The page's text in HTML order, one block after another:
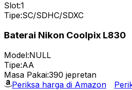
Slot:1
Tipe:SC/SDHC/SDXC
Baterai Nikon Coolpix L830
Model:NULL
Tipe:AA
Masa Pakai:390 jepretan
Periksa harga di Amazon